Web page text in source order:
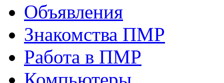
Объявления
Знакомства ПМР
Работа в ПМР